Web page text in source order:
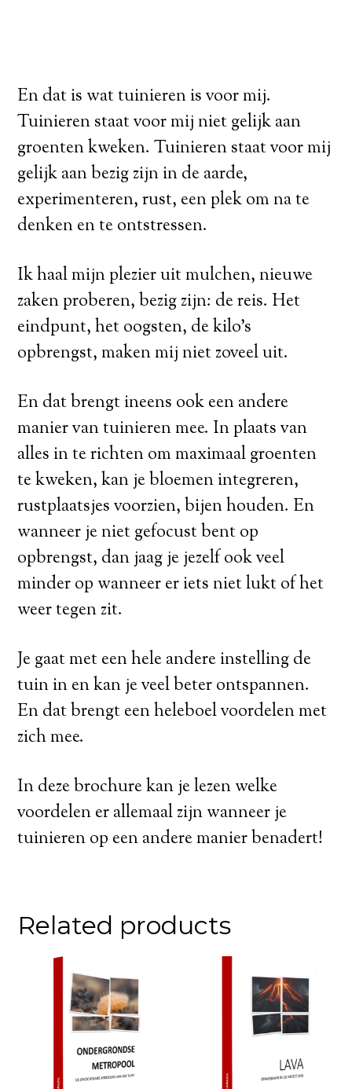
En dat is wat tuinieren is voor mij.
Tuinieren staat voor mij niet gelijk aan
groenten kweken. Tuinieren staat voor mij
gelijk aan bezig zijn in de aarde,
experimenteren, rust, een plek om na te
denken en te ontstressen.
Ik haal mijn plezier uit mulchen, nieuwe
zaken proberen, bezig zijn: de reis. Het
eindpunt, het oogsten, de kilo’s
opbrengst, maken mij niet zoveel uit.
En dat brengt ineens ook een andere
manier van tuinieren mee. In plaats van
alles in te richten om maximaal groenten
te kweken, kan je bloemen integreren,
rustplaatsjes voorzien, bijen houden. En
wanneer je niet gefocust bent op
opbrengst, dan jaag je jezelf ook veel
minder op wanneer er iets niet lukt of het
weer tegen zit.
Je gaat met een hele andere instelling de
tuin in en kan je veel beter ontspannen.
En dat brengt een heleboel voordelen met
zich mee.
In deze brochure kan je lezen welke
voordelen er allemaal zijn wanneer je
tuinieren op een andere manier benadert!
Related products